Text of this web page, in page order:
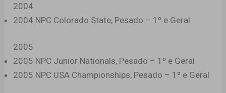
2004
2004 NPC Colorado State, Pesado – 1º e Geral
2005
2005 NPC Junior Nationals, Pesado – 1º e Geral
2005 NPC USA Championships, Pesado – 1º e Geral